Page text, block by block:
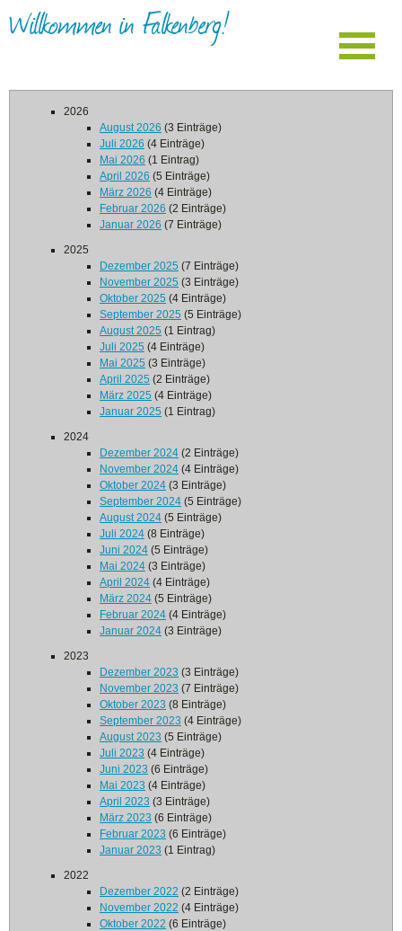
Willkommen in Falkenberg!
2026
August 2026 (3 Einträge)
Juli 2026 (4 Einträge)
Mai 2026 (1 Eintrag)
April 2026 (5 Einträge)
März 2026 (4 Einträge)
Februar 2026 (2 Einträge)
Januar 2026 (7 Einträge)
2025
Dezember 2025 (7 Einträge)
November 2025 (3 Einträge)
Oktober 2025 (4 Einträge)
September 2025 (5 Einträge)
August 2025 (1 Eintrag)
Juli 2025 (4 Einträge)
Mai 2025 (3 Einträge)
April 2025 (2 Einträge)
März 2025 (4 Einträge)
Januar 2025 (1 Eintrag)
2024
Dezember 2024 (2 Einträge)
November 2024 (4 Einträge)
Oktober 2024 (3 Einträge)
September 2024 (5 Einträge)
August 2024 (5 Einträge)
Juli 2024 (8 Einträge)
Juni 2024 (5 Einträge)
Mai 2024 (3 Einträge)
April 2024 (4 Einträge)
März 2024 (5 Einträge)
Februar 2024 (4 Einträge)
Januar 2024 (3 Einträge)
2023
Dezember 2023 (3 Einträge)
November 2023 (7 Einträge)
Oktober 2023 (8 Einträge)
September 2023 (4 Einträge)
August 2023 (5 Einträge)
Juli 2023 (4 Einträge)
Juni 2023 (6 Einträge)
Mai 2023 (4 Einträge)
April 2023 (3 Einträge)
März 2023 (6 Einträge)
Februar 2023 (6 Einträge)
Januar 2023 (1 Eintrag)
2022
Dezember 2022 (2 Einträge)
November 2022 (4 Einträge)
Oktober 2022 (6 Einträge)